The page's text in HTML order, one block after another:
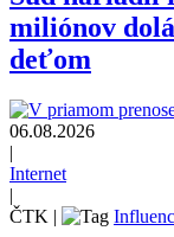
miliónov
deťom
06.08.2026
|
Internet
|
ČTK |